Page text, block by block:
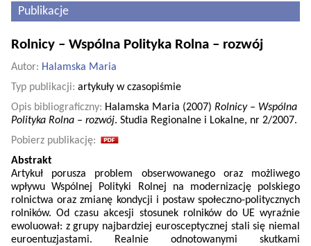
Publikacje
Rolnicy – Wspólna Polityka Rolna – rozwój
Autor: Halamska Maria
Typ publikacji: artykuły w czasopiśmie
Opis bibliograficzny: Halamska Maria (2007) Rolnicy – Wspólna
Polityka Rolna – rozwój. Studia Regionalne i Lokalne, nr 2/2007.
Pobierz publikację:
Abstrakt
Artykuł porusza problem obserwowanego oraz możliwego
wpływu Wspólnej Polityki Rolnej na modernizację polskiego
rolnictwa oraz zmianę kondycji i postaw społeczno-politycznych
rolników. Od czasu akcesji stosunek rolników do UE wyraźnie
ewoluował: z grupy najbardziej eurosceptycznej stali się niemal
euroentuzjastami. Realnie odnotowanymi skutkami